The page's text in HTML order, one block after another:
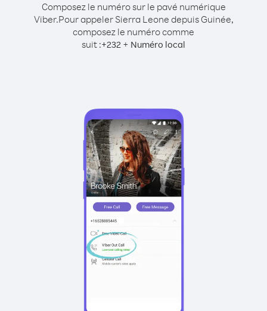
Composez le numéro sur le pavé numérique
Viber.Pour appeler Sierra Leone depuis Guinée,
composez le numéro comme
suit :+232 + Numéro local